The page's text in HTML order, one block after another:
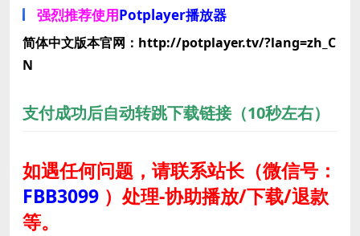
强烈推荐使用Potplayer播放器
简体中文版本官网：http://potplayer.tv/?lang=zh_C
N
支付成功后自动转跳下载链接（10秒左右）
如遇任何问题，请联系站长（微信号：
FBB3099 ） 处理-协助播放/下载/退款
等。